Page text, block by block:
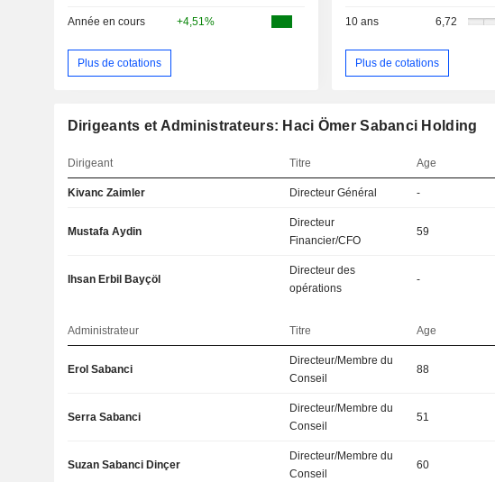
Année en cours +4,51%
Plus de cotations
10 ans 6,72
Plus de cotations
Dirigeants et Administrateurs: Haci Ömer Sabanci Holding
Dirigeant Titre Age
Kivanc Zaimler Directeur Général -
Mustafa Aydin
Directeur
Financier/CFO
59
Ihsan Erbil Bayçöl
Directeur des
opérations
-
Administrateur Titre Age
Erol Sabanci
Directeur/Membre du
Conseil
88
Serra Sabanci
Directeur/Membre du
Conseil
51
Suzan Sabanci Dinçer
Directeur/Membre du
Conseil
60